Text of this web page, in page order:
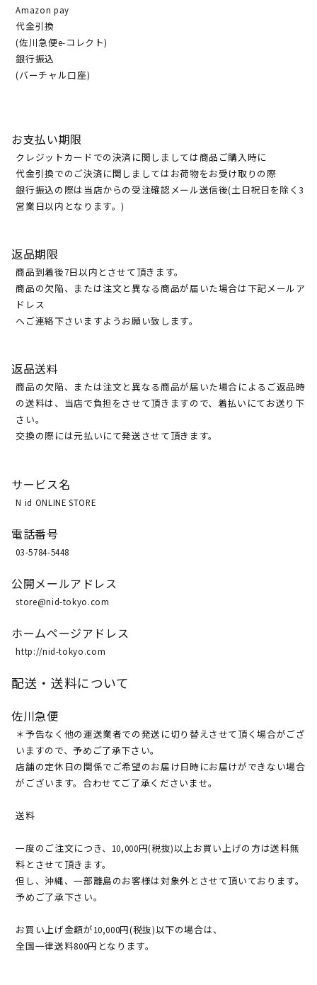
Amazon pay
代金引換
(佐川急便e-コレクト)
銀行振込
(バーチャル口座)
お支払い期限
クレジットカードでの決済に関しましては商品ご購入時に
代金引換でのご決済に関しましてはお荷物をお受け取りの際
銀行振込の際は当店からの受注確認メール送信後(土日祝日を除く3
営業日以内となります。)
返品期限
商品到着後7日以内とさせて頂きます。
商品の欠陥、または注文と異なる商品が届いた場合は下記メールア
ドレス
へご連絡下さいますようお願い致します。
返品送料
商品の欠陥、または注文と異なる商品が届いた場合によるご返品時
の送料は、当店で負担をさせて頂きますので、着払いにてお送り下
さい。
交換の際には元払いにて発送させて頂きます。
サービス名
N id ONLINE STORE
電話番号
03-5784-5448
公開メールアドレス
store@nid-tokyo.com
ホームページアドレス
http://nid-tokyo.com
配送・送料について
佐川急便
＊予告なく他の運送業者での発送に切り替えさせて頂く場合がござ
いますので、予めご了承下さい。
店舗の定休日の関係でご希望のお届け日時にお届けができない場合
がございます。合わせてご了承くださいませ。
送料
一度のご注文につき、10,000円(税抜)以上お買い上げの方は送料無
料とさせて頂きます。
但し、沖縄、一部離島のお客様は対象外とさせて頂いております。
予めご了承下さい。
お買い上げ金額が10,000円(税抜)以下の場合は、
全国一律送料800円となります。